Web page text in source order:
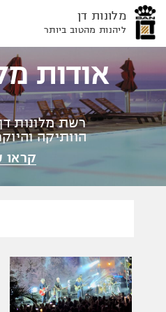
תפריט
המרכזי
תפריט
מלונות דן
ליהנות מהטוב ביותר
אודות
רשת מלונות
הוותיקה
קראו